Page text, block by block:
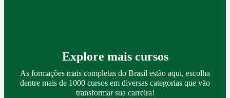
Explore mais cursos
As formações mais completas do Brasil estão aqui, escolha
dentre mais de 1000 cursos em diversas categorias que vão
transformar sua carreira!